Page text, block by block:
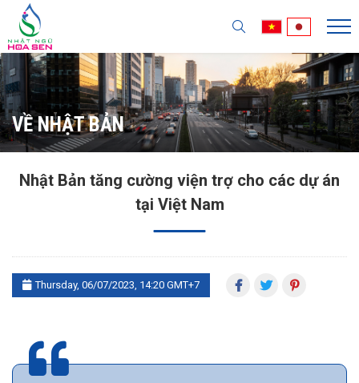
VỀ NHẬT BẢN
Nhật Bản tăng cường viện trợ cho các dự án
tại Việt Nam
Thursday, 06/07/2023, 14:20 GMT+7